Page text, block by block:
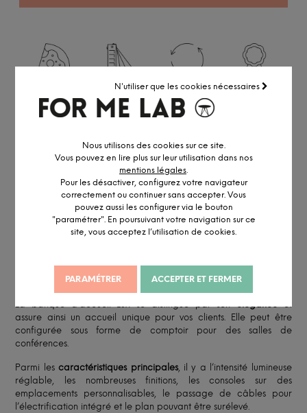
N'utiliser que les cookies nécessaires
Nous utilisons des cookies sur ce site.
Vous pouvez en lire plus sur leur utilisation dans nos
mentions légales.
Pour les désactiver, configurez votre navigateur
correctement ou continuer sans accepter. Vous
pouvez aussi les configurer via le bouton
"paramétrer". En poursuivant votre navigation sur ce
site, vous acceptez l’utilisation de cookies.
PARAMÉTRER ACCEPTER ET FERMER
Personnalisable Chaîne de valeur Certifié ISO 14001
Réalisé en petite série
Conseil personnalisé par visio ouRDV showroom
Remise professionnelle
INFORMATION ET PERSONNALISATION
La banque d'accueil Lux se distingue par sonéléganceet
assure ainsi un accueil unique pour vos clients. Elle peut être
configurée sous forme de comptoir pour des salles de
conférences.
Parmi lescaractéristiques principales, il y a l’intensité lumineuse
réglable, les nombreuses finitions, les consoles sur des
emplacements personnalisables, le passage de câbles pour
l’électrification intégré et le plan pouvant être surélevé.